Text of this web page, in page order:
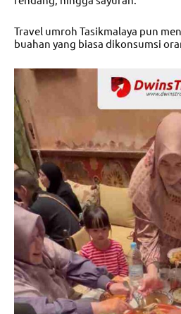
Travel umroh Tasikmalaya pun
buahan yang biasa dikonsumsi